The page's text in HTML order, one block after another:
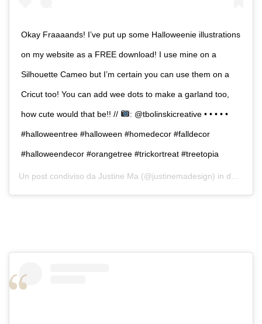
Okay Fraaaands! I’ve put up some Halloweenie illustrations
on my website as a FREE download! I use mine on a
Silhouette Cameo but I’m certain you can use them on a
Cricut too! You can add wee dots to make a garland too,
how cute would that be!! // : @tbolinskicreative • • • • •
#halloweentree #halloween #homedecor #falldecor
#halloweendecor #orangetree #trickortreat #treetopia
Un post condiviso da Justine Ma (@justinemadesign) in data: